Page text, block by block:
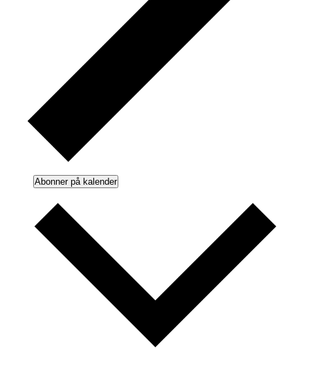
Abonner på kalender